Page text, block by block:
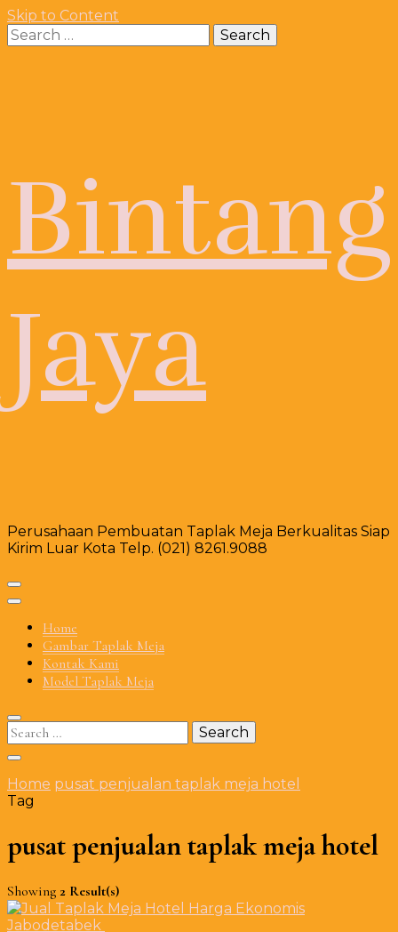
Skip to Content
Search
for:
Bintang
Jaya
Perusahaan Pembuatan Taplak Meja Berkualitas Siap
Kirim Luar Kota Telp. (021) 8261.9088
Home
Gambar Taplak Meja
Kontak Kami
Model Taplak Meja
Search
for:
Home pusat penjualan taplak meja hotel
Tag
pusat penjualan taplak meja hotel
Showing 2 Result(s)